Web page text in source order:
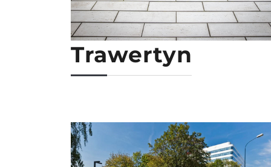
Trawertyn